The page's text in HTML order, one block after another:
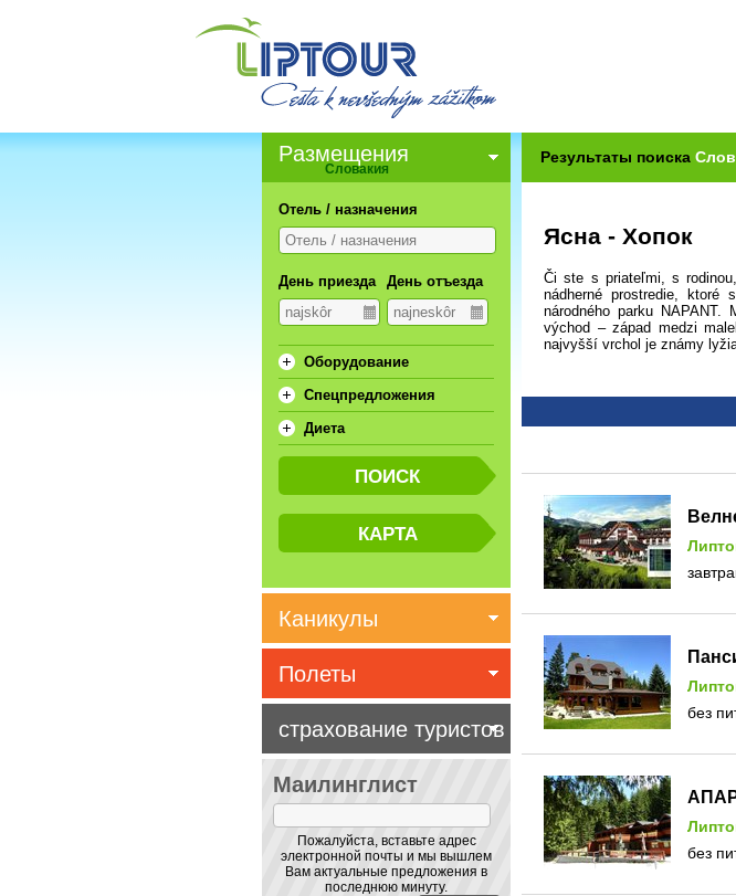
Результаты поиска
Ясна - Хопок
Či ste s priateľmi, s
nádherné prostredie,
národného parku
východ – západ medzi
najvyšší vrchol je známy
без
без
Pазмещения
Словакия
Отель / назначения
День приезда День отъезда
Oборудование
Спецпредложения
Диета
Каникулы
Маилинглист
Пожалуйста, вставьте адрес
электронной почты и мы вышлем
Вам актуальные предложения в
последнюю минуту.
Полеты
страхование туристов